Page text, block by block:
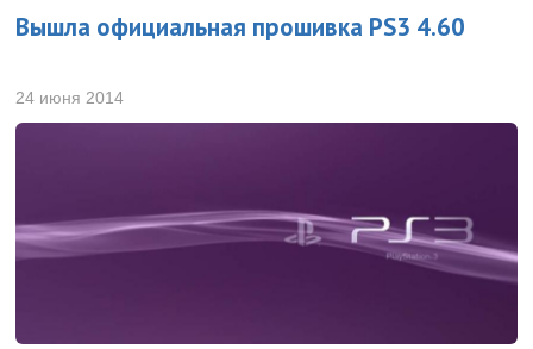
Вышла официальная прошивка PS3 4.60
24 июня 2014